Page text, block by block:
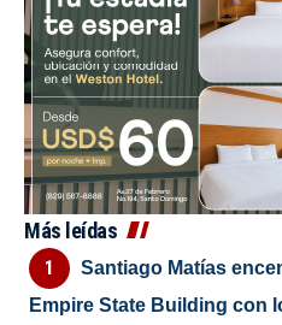
Más leídas
Santiago Matías
Empire State Building con